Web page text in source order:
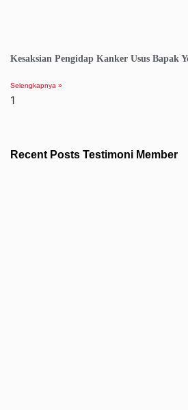
Kesaksian Pengidap Kanker Usus Bapak
Selengkapnya »
Recent Posts Testimoni Member